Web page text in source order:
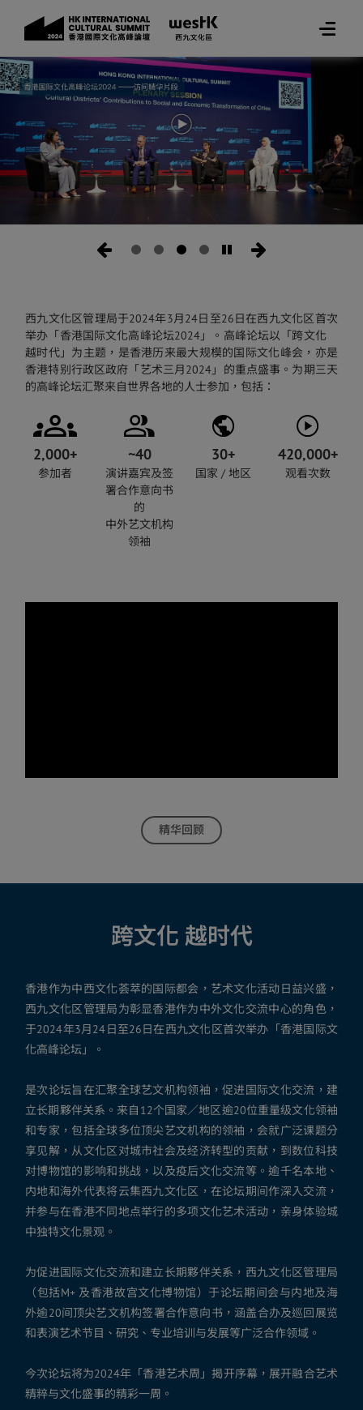
西九文化区管理局于2024年3月24日至26日在西九文化区首次
举办「香港国际文化高峰论坛2024」。高峰论坛以「跨文化
越时代」为主题，是香港历来最大规模的国际文化峰会，亦是
香港特别行政区政府「艺术三月2024」的重点盛事。为期三天
的高峰论坛汇聚来自世界各地的人士参加，包括：
2,000+
参加者
~40
演讲嘉宾及签
署合作意向书
的
中外艺文机构
领袖
30+
国家 / 地区
420,000+
观看次数
精华回顾
跨文化 越时代
香港作为中西文化荟萃的国际都会，艺术文化活动日益兴盛，
西九文化区管理局为彰显香港作为中外文化交流中心的角色，
于2024年3月24日至26日在西九文化区首次举办「香港国际文
化高峰论坛」。
是次论坛旨在汇聚全球艺文机构领袖，促进国际文化交流，建
立长期夥伴关系。来自12个国家／地区逾20位重量级文化领袖
和专家，包括全球多位顶尖艺文机构的领袖，会就广泛课题分
享见解，从文化区对城市社会及经济转型的贡献，到数位科技
对博物馆的影响和挑战，以及疫后文化交流等。逾千名本地、
内地和海外代表将云集西九文化区，在论坛期间作深入交流，
并参与在香港不同地点举行的多项文化艺术活动，亲身体验城
中独特文化景观。
为促进国际文化交流和建立长期夥伴关系，西九文化区管理局
（包括M+ 及香港故宫文化博物馆）于论坛期间会与内地及海
外逾20间顶尖艺文机构签署合作意向书，涵盖合办及巡回展览
和表演艺术节目、研究、专业培训与发展等广泛合作领域。
今次论坛将为2024年「香港艺术周」揭开序幕，展开融合艺术
精粹与文化盛事的精彩一周。